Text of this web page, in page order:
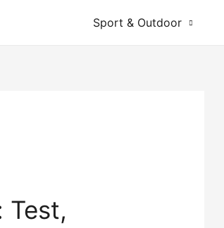
Sport & Outdoor
Test,